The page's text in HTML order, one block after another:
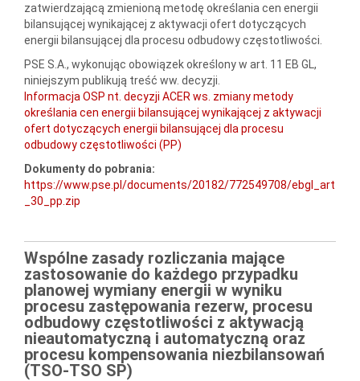
zatwierdzającą zmienioną metodę określania cen energii
bilansującej wynikającej z aktywacji ofert dotyczących
energii bilansującej dla procesu odbudowy częstotliwości.
PSE S.A., wykonując obowiązek określony w art. 11 EB GL,
niniejszym publikują treść ww. decyzji.
Informacja OSP nt. decyzji ACER ws. zmiany metody
określania cen energii bilansującej wynikającej z aktywacji
ofert dotyczących energii bilansującej dla procesu
odbudowy częstotliwości (PP)
Dokumenty do pobrania:
https://www.pse.pl/documents/20182/772549708/ebgl_art
_30_pp.zip
Wspólne zasady rozliczania mające
zastosowanie do każdego przypadku
planowej wymiany energii w wyniku
procesu zastępowania rezerw, procesu
odbudowy częstotliwości z aktywacją
nieautomatyczną i automatyczną oraz
procesu kompensowania niezbilansowań
(TSO-TSO SP)